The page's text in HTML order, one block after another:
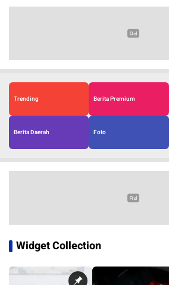
Trending Berita Premium
Berita Daerah Foto
Widget Collection